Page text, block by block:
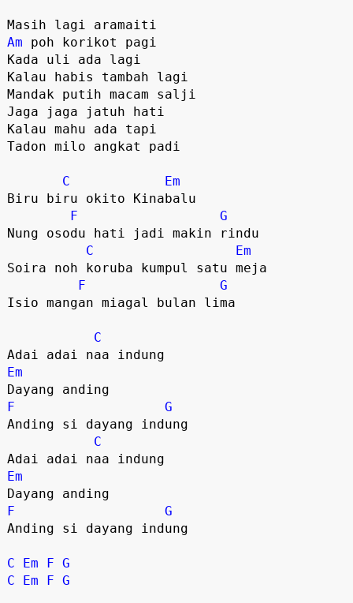
Am poh korikot pagi
Kada uli ada lagi
Kalau habis tambah lagi
Mandak putih macam salji
Jaga jaga jatuh hati
Kalau mahu ada tapi
Tadon milo angkat padi
C
Em
Biru biru okito Kinabalu
F
G
Nung osodu hati jadi makin rindu
C
Em
Soira noh koruba kumpul satu meja
F
G
Isio mangan miagal bulan lima
C
Em
F
G
Anding si dayang indung
C
Em
F
G
Anding si dayang indung
C Em F G
C
Em F G